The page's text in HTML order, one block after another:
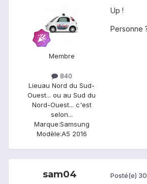
Membre
840
Lieuau Nord du Sud-
Ouest... ou au Sud du
Nord-Ouest... c'est
selon...
Marque:Samsung
Modèle:A5 2016
Up !
Personne
sam04 Posté(e)